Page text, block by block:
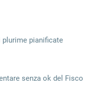
pianificate
senza ok del Fisco